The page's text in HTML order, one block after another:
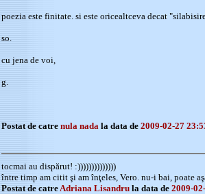
poezia este finitate. si este oricealtceva decat
so.
cu jena de voi,
g.
Postat de catre nula nada la data de 2009-02-27
tocmai au dispărut! :))))))))))))))
între timp am citit şi am înţeles, Vero. nu-i bai, poate
Postat de catreAdriana Lisandru la data de 2009-